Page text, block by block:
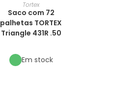
Tortex
Saco com 72
palhetas TORTEX
Triangle 431R .50
Em stock